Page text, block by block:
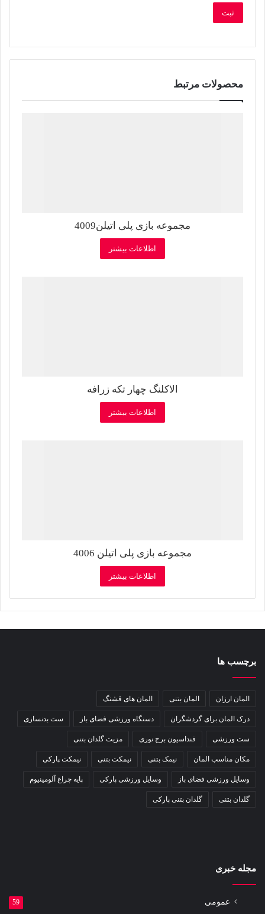
محصولات مرتبط
مجموعه بازی پلی اتیلن4009
اطلاعات بیشتر
الاکلنگ چهار تکه زرافه
اطلاعات بیشتر
مجموعه بازی پلی اتیلن 4006
اطلاعات بیشتر
برچسب ها
المان ارزان المان بتنی المان های قشنگ
درک المان برای گردشگران دستگاه ورزشی فضای باز ست بدنسازی
ست ورزشی فنداسیون برج نوری مزیت گلدان بتنی
مکان مناسب المان نیمک بتنی نیمکت بتنی نیمکت پارکی
وسایل ورزشی فضای باز وسایل ورزشی پارکی پایه چراغ آلومینیوم
گلدان بتنی گلدان بتنی پارکی
مجله خبری
عمومی 59